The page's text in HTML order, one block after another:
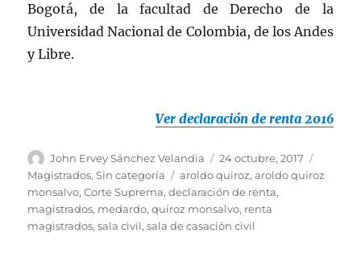
Bogotá, de la facultad de Derecho de la
Universidad Nacional de Colombia, de los Andes
y Libre.
Ver declaración de renta 2016
Autor
John Ervey Sánchez Velandia
Publicado
el
24 octubre, 2017
Magistrados,Sin categoría Etiquetas
aroldo quiroz,aroldo quiroz
monsalvo,Corte Suprema,declaración de renta,
magistrados, medardo,quiroz monsalvo, renta
magistrados,sala civil,sala de casación civil